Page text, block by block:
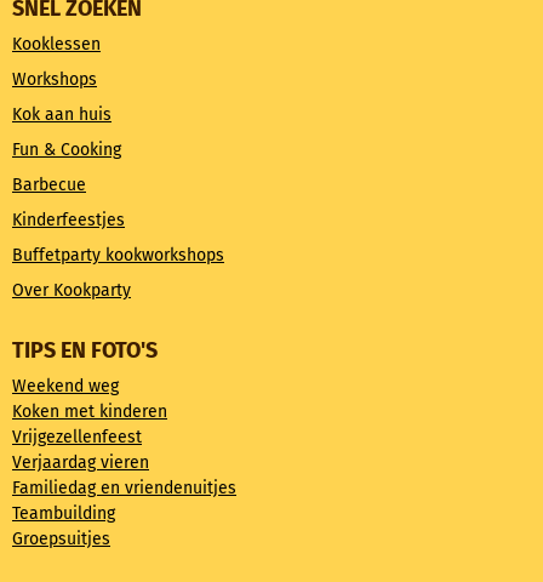
SNEL ZOEKEN
Kooklessen
Workshops
Kok aan huis
Fun & Cooking
Barbecue
Kinderfeestjes
Buffetparty kookworkshops
Over Kookparty
TIPS EN FOTO'S
Weekend weg
Koken met kinderen
Vrijgezellenfeest
Verjaardag vieren
Familiedag en vriendenuitjes
Teambuilding
Groepsuitjes